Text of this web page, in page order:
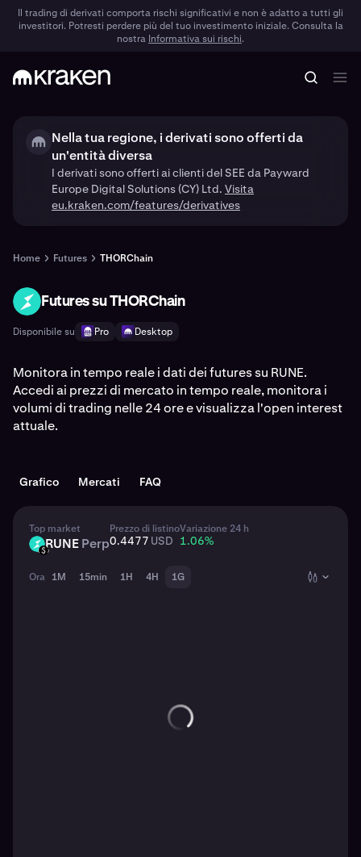
Il trading di derivati comporta rischi significativi e non è adatto a tutti gli
investitori. Potresti perdere più del tuo investimento iniziale. Consulta la
nostra Informativa sui rischi.
Nella tua regione, i derivati sono offerti da
un'entità diversa
I derivati sono offerti ai clienti del SEE da Payward
Europe Digital Solutions (CY) Ltd. Visita
eu.kraken.com/features/derivatives
Home Futures THORChain
RUNE Futures su THORChain
Disponibile su Pro Desktop
Monitora in tempo reale i dati dei futures su RUNE.
Accedi ai prezzi di mercato in tempo reale, monitora i
volumi di trading nelle 24 ore e visualizza l'open interest
attuale.
Grafico Mercati FAQ
Top market
RUNE
USDRUNEPerp
Prezzo di listino
0.4477 USD
Variazione 24 h
1.06%
Ora 1M 15min 1H 4H 1G